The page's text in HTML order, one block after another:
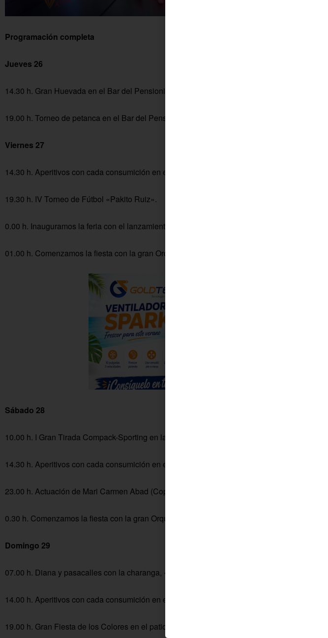
Programación completa
Jueves 26
14.30 h. Gran Huevada en el Bar del Pensionista
19.00 h. Torneo de petanca en el Bar del Pensionista. Entrega de premios.
Viernes 27
14.30 h. Aperitivos con cada consumición en el Bar del Pensionista. II Campeonato de
19.30 h. IV Torneo de Fútbol «Pakito Ruiz».
0.00 h. Inauguramos la feria con el lanzamiento de fuegos artificiales.
01.00 h. Comenzamos la fiesta con la gran Orquesta Melodías y el grupo colono Stereo
Sábado 28
10.00 h. I Gran Tirada Compack-Sporting en la finca del Molino San Francisco.
14.30 h. Aperitivos con cada consumición en el Bar del Pensionista.
23.00 h. Actuación de Mari Carmen Abad (Copla).
0.30 h. Comenzamos la fiesta con la gran Orquesta Vintash y el grupo de versiones, Fan Club.
Domingo 29
07.00 h. Diana y pasacalles con la charanga, «La nueva banda del toro».
14.00 h. Aperitivos con cada consumición en el Bar del Pensionista.
19.00 h. Gran Fiesta de los Colores en el patio del Colegio Maestro Francisco Gómez.